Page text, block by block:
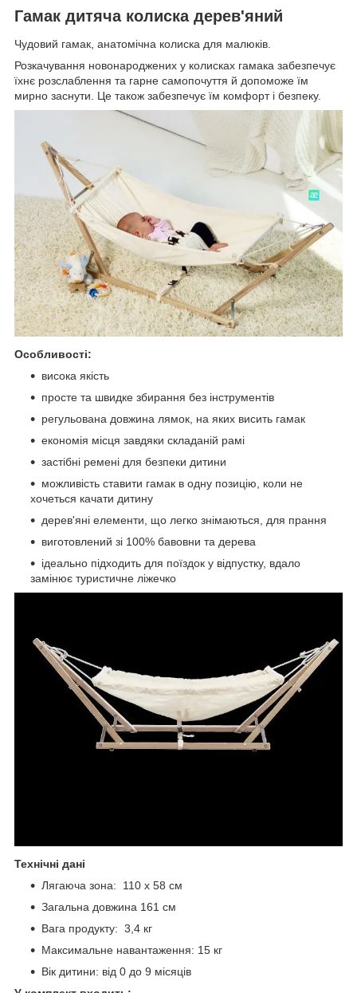
Гамак дитяча колиска дерев'яний
Чудовий гамак, анатомічна колиска для малюків.
Розкачування новонароджених у колисках гамака забезпечує
їхнє розслаблення та гарне самопочуття й допоможе їм
мирно заснути. Це також забезпечує їм комфорт і безпеку.
Особливості:
висока якість
просте та швидке збирання без інструментів
регульована довжина лямок, на яких висить гамак
економія місця завдяки складаній рамі
застібні ремені для безпеки дитини
можливість ставити гамак в одну позицію, коли не
хочеться качати дитину
дерев'яні елементи, що легко знімаються, для прання
виготовлений зі 100% бавовни та дерева
ідеально підходить для поїздок у відпустку, вдало
замінює туристичне ліжечко
Технічні дані
Лягаюча зона: 110 x 58 см
Загальна довжина 161 см
Вага продукту: 3,4 кг
Максимальне навантаження: 15 кг
Вік дитини: від 0 до 9 місяців